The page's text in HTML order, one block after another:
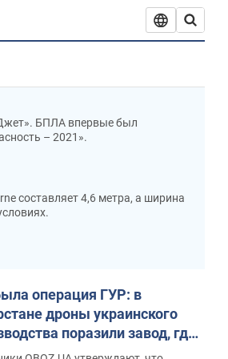
БПЛА впервые был
– 2021».
составляет 4,6 метра, а ширина
Цельсию. Минимальная высота
операция ГУР: в
дроны украинского
поразили завод, где
"Шахеды"